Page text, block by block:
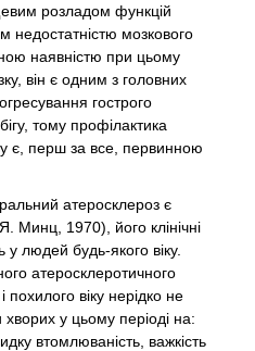
розладом функцій
недостатністю мозкового
наявністю при цьому
він є одним з головних
гострого
тому профілактика
є, перш за все, первинною
атеросклероз є
Минц, 1970), його клінічні
у людей будь-якого віку.
атеросклеротичного
віку нерідко не
хворих у цьому періоді на:
втомлюваність, важкість